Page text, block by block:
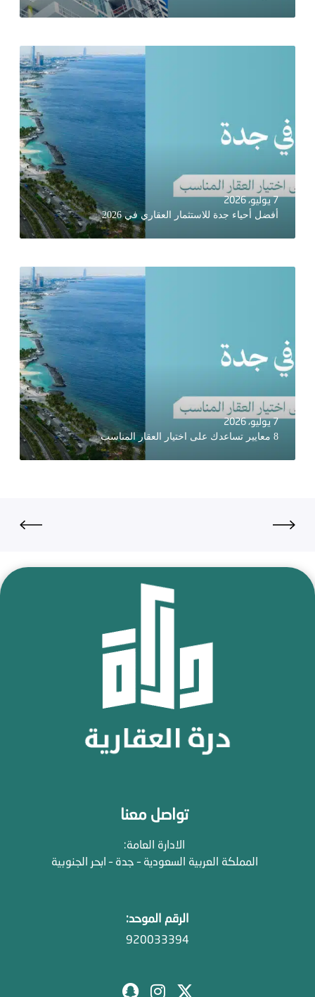
7 يوليو، 2026
أفضل أحياء جدة للاستثمار العقاري في 2026
7 يوليو، 2026
8 معايير تساعدك على اختيار العقار المناسب
تواصل معنا
الادارة العامة:
المملكة العربية السعودية – جدة – ابحر الجنوبية
الرقم الموحد:
920033394